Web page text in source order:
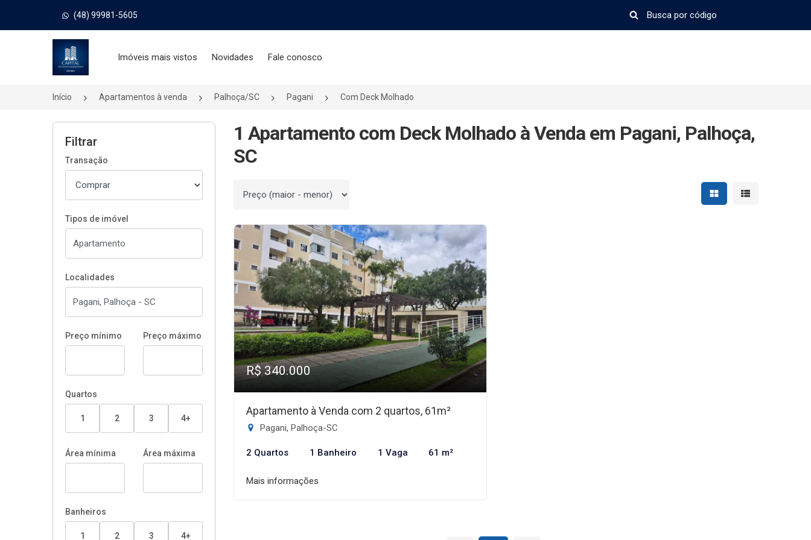
(48) 99981-5605
Página inicial
Imóveis mais vistos Novidades Fale conosco
Início Apartamentos à venda Palhoça/SC Pagani Com Deck Molhado
Filtrar
Transação
Tipos de imóvel
Localidades
Preço mínimo Preço máximo
Quartos
1 2 3 4+
Área mínima Área máxima
Banheiros
1 2 3 4+
1 Apartamento com Deck Molhado à Venda em Pagani, Palhoça,
SC
Ordenar por Mostrar resultados em
Mostrar
R$ 340.000
Apartamento à Venda com 2 quartos, 61m²
Pagani, Palhoça-SC
2 Quartos 1 Banheiro 1 Vaga 61 m²
Mais informações